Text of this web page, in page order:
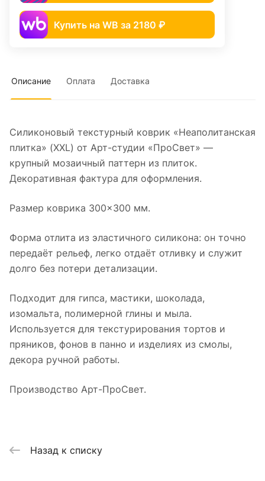
Купить на WB за 2180 ₽
Описание Оплата Доставка
Силиконовый текстурный коврик «Неаполитанская
плитка» (XXL) от Арт-студии «ПроСвет» —
крупный мозаичный паттерн из плиток.
Декоративная фактура для оформления.
Размер коврика 300×300 мм.
Форма отлита из эластичного силикона: он точно
передаёт рельеф, легко отдаёт отливку и служит
долго без потери детализации.
Подходит для гипса, мастики, шоколада,
изомальта, полимерной глины и мыла.
Используется для текстурирования тортов и
пряников, фонов в панно и изделиях из смолы,
декора ручной работы.
Производство Арт-ПроСвет.
Назад к списку